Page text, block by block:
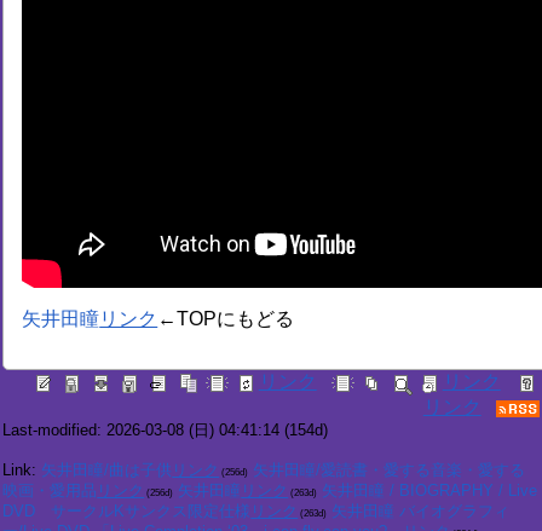
矢井田瞳 ←TOPにもどる
Last-modified: 2026-03-08 (日) 04:41:14 (154d)
Link: 矢井田瞳/曲は子供 (256d)
矢井田瞳/愛読書・愛する音楽・愛する
映画・愛用品
(256d) 矢井田瞳 (263d)
矢井田瞳 / BIOGRAPHY / Live
DVD サークルKサンクス限定仕様
(263d)
矢井田瞳 バイオグラフィ